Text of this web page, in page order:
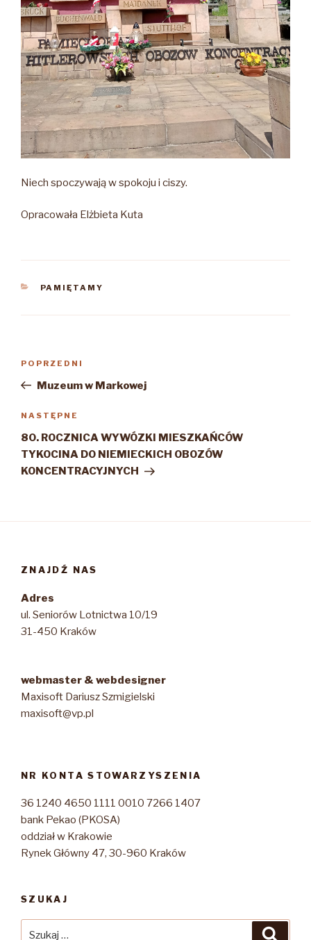
Niech spoczywają w spokoju i ciszy.
Opracowała Elżbieta Kuta
KATEGORIE
PAMIĘTAMY
Poprzedni
wpis
POPRZEDNI
Muzeum w Markowej
Następny
wpis
NASTĘPNE
80. ROCZNICA WYWÓZKI MIESZKAŃCÓW
TYKOCINA DO NIEMIECKICH OBOZÓW
KONCENTRACYJNYCH
ZNAJDŹ NAS
Adres
ul. Seniorów Lotnictwa 10/19
31-450 Kraków
webmaster & webdesigner
Maxisoft Dariusz Szmigielski
maxisoft@vp.pl
NR KONTA STOWARZYSZENIA
36 1240 4650 1111 0010 7266 1407
bank Pekao (PKOSA)
oddział w Krakowie
Rynek Główny 47, 30-960 Kraków
SZUKAJ